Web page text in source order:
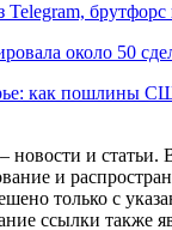
Telegram,
около 50
как пошлины
новости и статьи.
и
только с
ссылки также